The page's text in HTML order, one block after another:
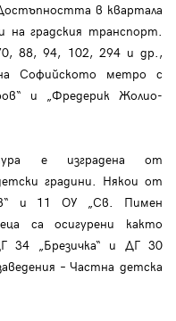
в квартала
на градския транспорт.
88, 94, 102, 294 и др.,
Софийското метро с
и „Фредерик Жолио-
е изградена от
градини. Някои от
и 11 ОУ „Св. Пимен
са осигурени както
34 „Брезичка“ и ДГ 30
– Частна детска